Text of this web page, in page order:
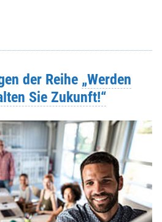
der Reihe „Werden
Sie Zukunft!“